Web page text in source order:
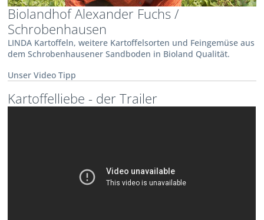
Biolandhof Alexander Fuchs /
Schrobenhausen
LINDA Kartoffeln, weitere Kartoffelsorten und Feingemüse aus
dem Schrobenhausener Sandboden in Bioland Qualität.
Unser Video Tipp
Kartoffelliebe - der Trailer